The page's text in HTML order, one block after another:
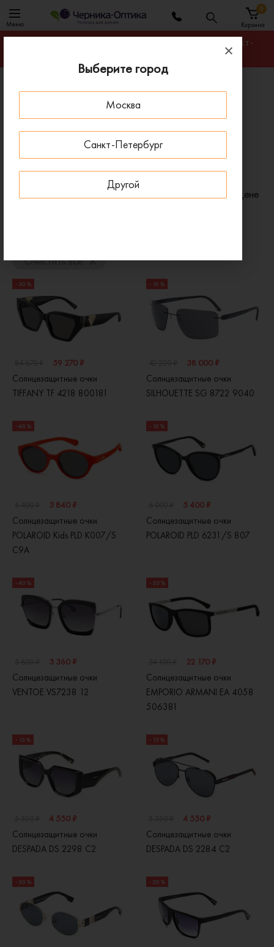
Выберите город
Москва
Санкт-Петербург
Другой
Меню Корзина
0
Гарантируем лучшую цену на любую оправу в Санкт-
Главная
Солнцезащитные очки
Cолнцезащитные очки поляризационные с серыми
Поляризационные солнцезащитные очки с серыми
линзами
Сортировать по: Цене
Очистить все x
- 30 %
59 270 ₽
Солнцезащитные очки
TIFFANY TF 4218 800181
- 10 %
38 000 ₽
Солнцезащитные очки
SILHOUETTE SG 8722 9040
- 40 %
3 840 ₽
Солнцезащитные очки
POLAROID Kids PLD K007/S
C9A
- 10 %
5 400 ₽
Солнцезащитные очки
POLAROID PLD 6231/S 807
- 40 %
3 360 ₽
Солнцезащитные очки
VENTOE VS7238 12
- 35 %
22 170 ₽
Солнцезащитные очки
EMPORIO ARMANI EA 4058
506381
- 15 %
4 550 ₽
Солнцезащитные очки
DESPADA DS 2298 C2
- 15 %
4 550 ₽
Солнцезащитные очки
DESPADA DS 2284 C2
- 20 % - 20 %